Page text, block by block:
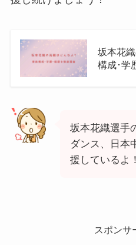
坂本花
構成･学
坂本花織選手
ダンス、日本
援しているよ！
スポンサ